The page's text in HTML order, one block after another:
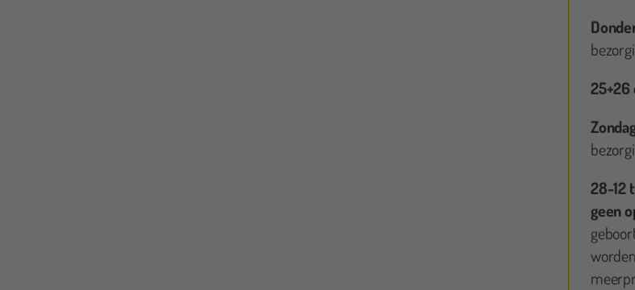
25+26
28-12
geen
opbouw instructies worden bij geleverd. Kom zeker terug.